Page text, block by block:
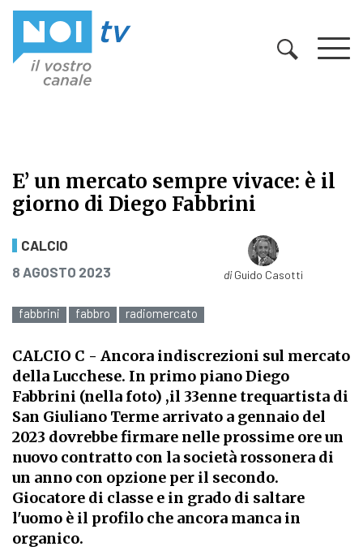
E’ un mercato sempre vivace: è il
giorno di Diego Fabbrini
E’ un mercato sempre vivace: è il
CALCIO
PUBBLICATO IL
8 AGOSTO 2023 diGuido Casotti
fabbrini fabbro radiomercato
CALCIO C - Ancora indiscrezioni sul mercato
della Lucchese. In primo piano Diego
Fabbrini (nella foto) ,il 33enne trequartista di
San Giuliano Terme arrivato a gennaio del
2023 dovrebbe firmare nelle prossime ore un
nuovo contratto con la società rossonera di
un anno con opzione per il secondo.
Giocatore di classe e in grado di saltare
l'uomo è il profilo che ancora manca in
organico.